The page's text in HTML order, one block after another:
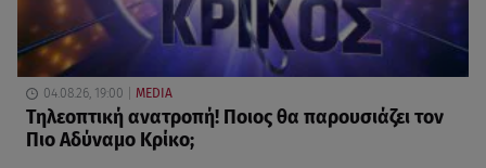
04.08.26, 19:00 MEDIA
Τηλεοπτική ανατροπή! Ποιος θα παρουσιάζει τον
Πιο Αδύναμο Κρίκο;